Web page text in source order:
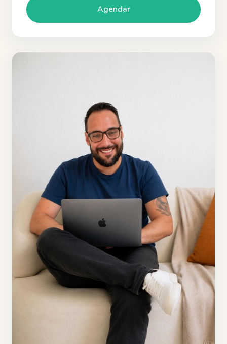
Agendar